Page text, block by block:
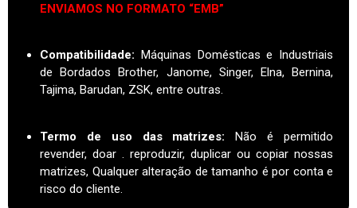
ENVIAMOS NO FORMATO “EMB”
Compatibilidade: Máquinas Domésticas e Industriais
de Bordados Brother, Janome, Singer, Elna, Bernina,
Tajima, Barudan, ZSK, entre outras.
Termo de uso das matrizes:
Não é permitido
revender, doar . reproduzir, duplicar ou copiar nossas
matrizes, Qualquer alteração de tamanho é por conta e
risco do cliente.